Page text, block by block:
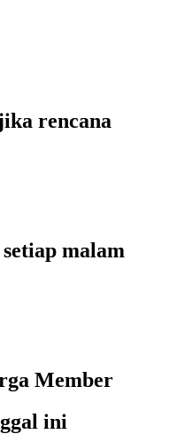
rencana
malam
Member
ini